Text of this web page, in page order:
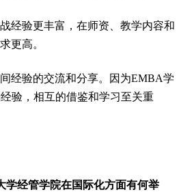
经验更丰富，在师资、教学内容和
更高。
经验的交流和分享。因为EMBA学
验，相互的借鉴和学习至关重
学经管学院在国际化方面有何举